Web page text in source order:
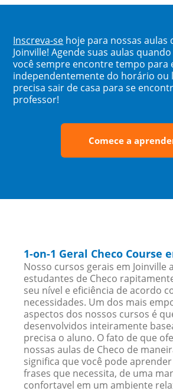
Inscreva-se hoje para nossas aulas
Joinville! Agende suas aulas
você sempre encontre tempo para
independentemente do horário ou
precisa sair de casa para se
professor!
Comece a
1-on-1 Geral Checo Course
Nosso cursos gerais em Joinville
estudantes de Checo
seu nível e eficiência de acordo
necessidades. Um dos mais
aspectos dos nossos cursos é
desenvolvidos inteiramente
precisa o aluno. O fato de que
nossas aulas de Checo de
significa que você pode
frases que necessita, de uma
confortavel em um ambiente